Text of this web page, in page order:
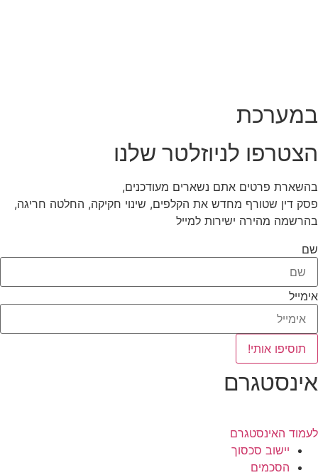
במערכת
הצטרפו לניוזלטר שלנו
בהשארת פרטים אתם נשארים מעודכנים,
פסק דין שטורף מחדש את הקלפים, שינוי חקיקה, החלטה חריגה,
בהרשמה מהירה ישירות למייל
שם
אימייל
תוסיפו אותי!
אינסטגרם
לעמוד האינסטגרם
יישוב סכסוך
הסכמים